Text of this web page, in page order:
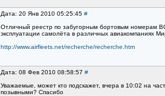
Дата: 20 Янв 2010 05:25:45 #
Отличный реестр по забугорным бортовым номерам
эксплуатации самолёта в различных авиакомпаниях
http://www.airfleets.net/recherche/recherche.htm
Дата: 08 Фев 2010 08:58:57 #
Уважаемые, может кто подскажет, вчера в 10:02 на
позывными? Спасибо